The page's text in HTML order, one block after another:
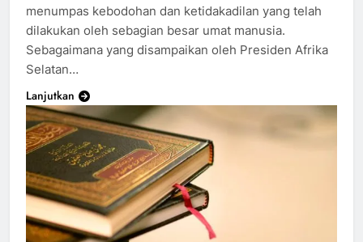
menumpas kebodohan dan ketidakadilan yang telah
dilakukan oleh sebagian besar umat manusia.
Sebagaimana yang disampaikan oleh Presiden Afrika
Selatan…
Lanjutkan